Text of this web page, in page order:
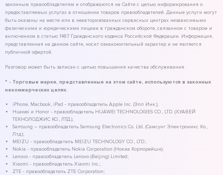
законным правообладателям и отображаются на Сайте с целью информирования о
предоставляемых услугах в отношении товаров правообладателей. Данные услуги могут
быть оказаны на месте или в неавторизованных сервисных центрах независимыми
физическими и юридическими лицами в гражданском обороте, связанном с товаром и
включенном в статью 1487 Гражданского кодекса Российской Федерации. Информация,
представленная на данном сайте, носит ознакомительный характер и не является
публичной офертой.
Разговор может быть записан с целью повышения качества обслуживания.
* - Торговые марки, представленные на этом сайте, используются в законных
некоммерческих целях.
iPhone, Macbook, iPad - правообладатель Apple Inc. (Эпл Инк.);
Huawei и Honor - правообладатель HUAWEI TECHNOLOGIES CO., LTD. (ХУАВЕЙ
ТЕКНОЛОДЖИС КО., ЛТД.);
Samsung – правообладатель Samsung Electronics Co. Ltd. (Самсунг Электроникс Ко.,
Лтд.);
MEIZU - правообладатель MEIZU TECHNOLOGY CO., LTD.;
Nokia - правообладатель Nokia Corporation (Нокиа Корпорейшн);
Lenovo - правообладатель Lenovo (Beijing) Limited;
Xiaomi - правообладатель Xiaomi Inc.;
ZTE - правообладатель ZTE Corporation;